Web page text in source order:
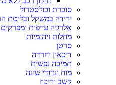
סוכרת וכולסטרול
ירידה במשקל ובלוטת
אלרגיה עייפות ומפרקים
מחלות זיהומיות
סרטן
דיכאון וחרדה
תמיכה נפשית
מוח ונדודי שינה
קשב וריכוז